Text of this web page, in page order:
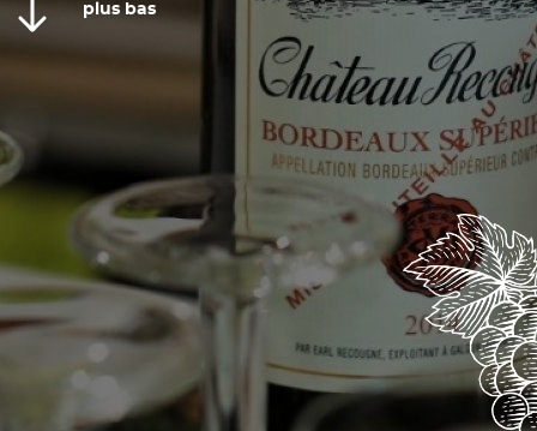
Nous contacter
plus bas